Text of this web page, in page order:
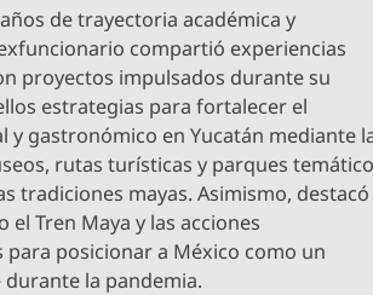
de trayectoria académica y
compartió experiencias
proyectos impulsados durante su
estrategias para fortalecer el
y gastronómico en Yucatán mediante
rutas turísticas y parques
tradiciones mayas. Asimismo, destacó
el Tren Maya y las acciones
para posicionar a México como un
la pandemia.